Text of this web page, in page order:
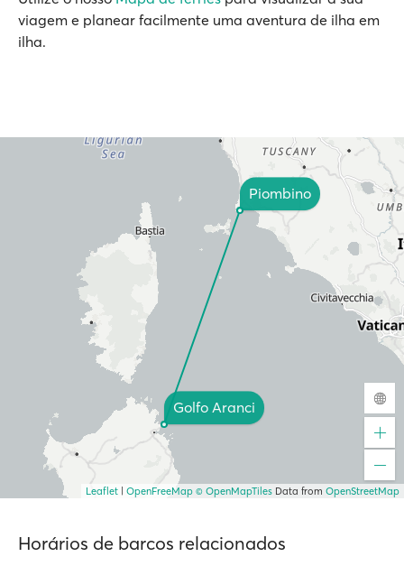
viagem e planear facilmente uma aventura de ilha em
ilha.
Golfo Aranci
Piombino
Leaflet OpenFreeMap © OpenMapTiles Data from OpenStreetMap
Horários de barcos relacionados